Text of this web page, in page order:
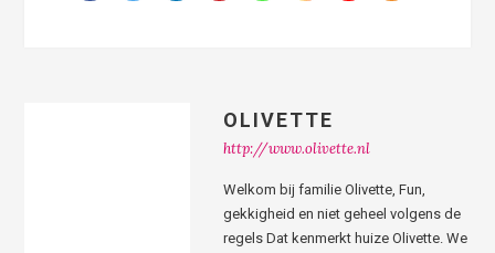
OLIVETTE
http://www.olivette.nl
Welkom bij familie Olivette, Fun,
gekkigheid en niet geheel volgens de
regels Dat kenmerkt huize Olivette. We